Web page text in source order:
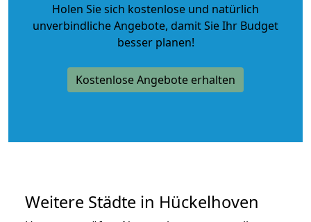
Holen Sie sich kostenlose und natürlich
unverbindliche Angebote, damit Sie Ihr Budget
besser planen!
Kostenlose Angebote erhalten
Weitere Städte in Hückelhoven